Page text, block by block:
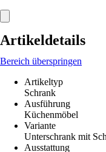
Artikeldetails
Bereich überspringen
Artikeltyp
Schrank
Ausführung
Küchenmöbel
Variante
Unterschrank mit
Ausstattung